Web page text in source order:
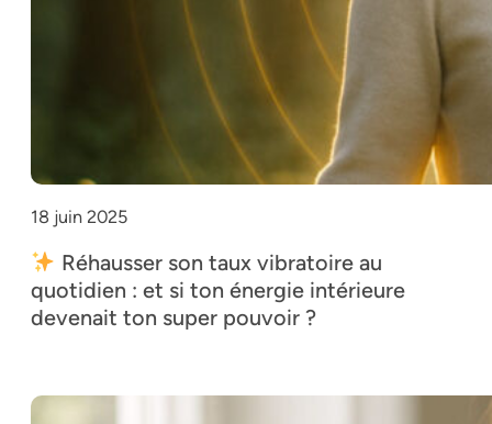
18 juin 2025
Réhausser son taux vibratoire au
quotidien : et si ton énergie intérieure
devenait ton super pouvoir ?